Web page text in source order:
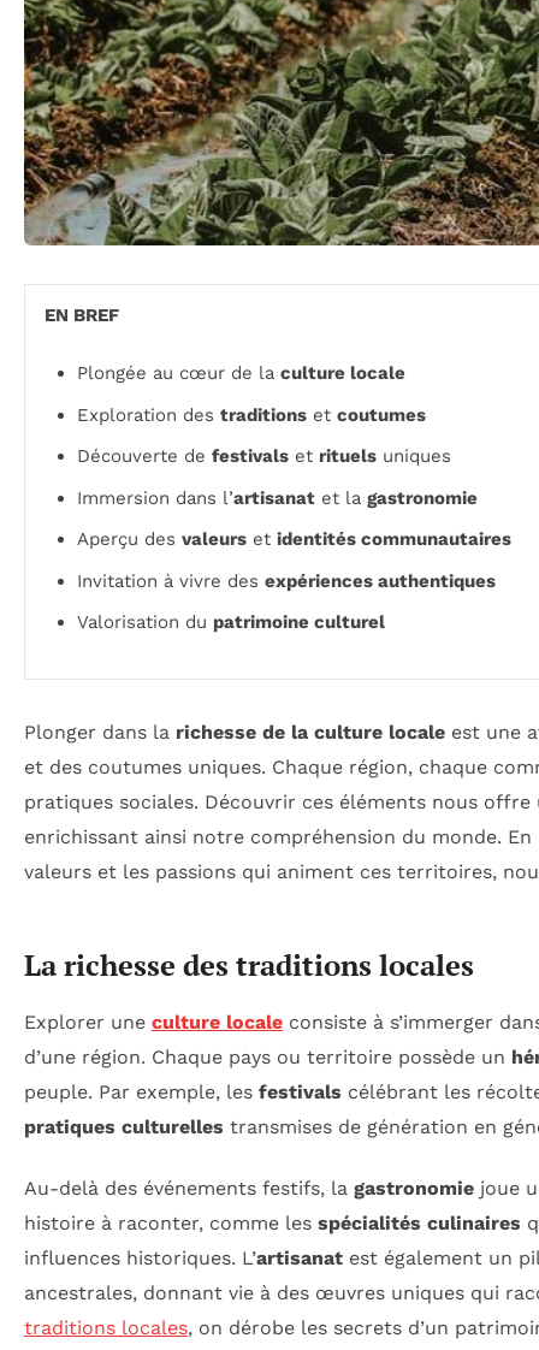
EN BREF
Plongée au cœur de la culture locale
Exploration des traditions et coutumes
Découverte de festivals et rituels uniques
Immersion dans l’artisanat et la gastronomie
Aperçu des valeurs et identités communautaires
Invitation à vivre des expériences authentiques
Valorisation du patrimoine culturel
Plonger dans la richesse de la culture locale est une
et des coutumes uniques. Chaque région, chaque
pratiques sociales. Découvrir ces éléments nous
enrichissant ainsi notre compréhension du monde.
valeurs et les passions qui animent ces territoires,
La richesse des traditions locales
Explorer une culture locale consiste à s’immerger
d’une région. Chaque pays ou territoire possède un
peuple. Par exemple, les festivals célébrant les
pratiques culturelles transmises de génération en
Au-delà des événements festifs, la gastronomie joue
histoire à raconter, comme les spécialités culinaires
influences historiques. L’artisanat est également un
ancestrales, donnant vie à des œuvres uniques qui
traditions locales, on dérobe les secrets d’un